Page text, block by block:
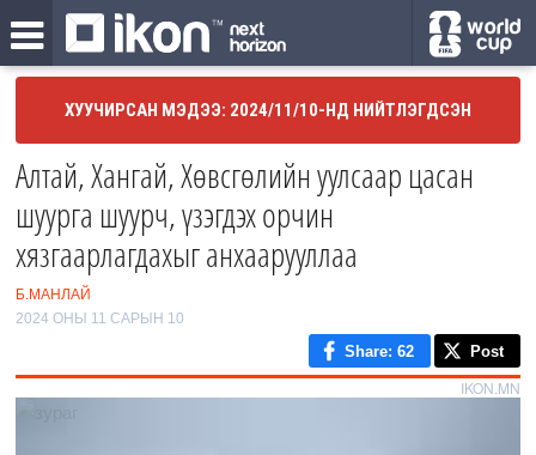
ХУУЧИРСАН МЭДЭЭ: 2024/11/10-НД НИЙТЛЭГДСЭН
Алтай, Хангай, Хөвсгөлийн уулсаар цасан
шуурга шуурч, үзэгдэх орчин
хязгаарлагдахыг анхаарууллаа
Б.МАНЛАЙ
2024 ОНЫ 11 САРЫН 10
Share: 62 Post
IKON.MN